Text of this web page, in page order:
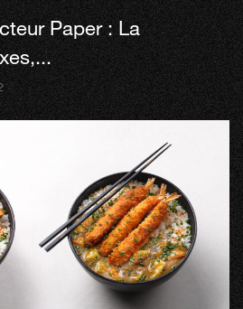
Paper : La